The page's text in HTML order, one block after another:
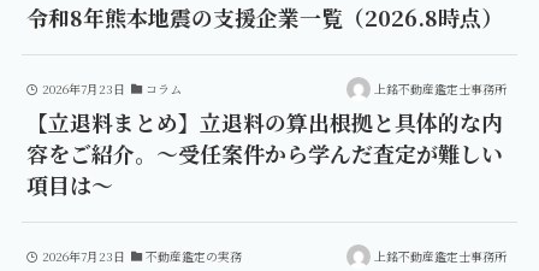
令和8年熊本地震の支援企業一覧（2026.8時点）
2026年7月23日 コラム 上銘不動産鑑定士事務所
【立退料まとめ】立退料の算出根拠と具体的な内
容をご紹介。～受任案件から学んだ査定が難しい
項目は～
2026年7月23日 不動産鑑定の実務 上銘不動産鑑定士事務所